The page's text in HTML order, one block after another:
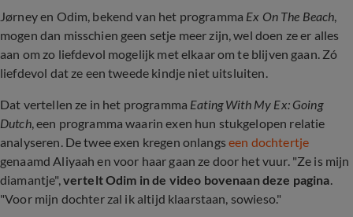
Jørney en Odim, bekend van het programma Ex On The Beach,
mogen dan misschien geen setje meer zijn, wel doen ze er alles
aan om zo liefdevol mogelijk met elkaar om te blijven gaan. Zó
liefdevol dat ze een tweede kindje niet uitsluiten.
Dat vertellen ze in het programma Eating With My Ex: Going
Dutch, een programma waarin exen hun stukgelopen relatie
analyseren. De twee exen kregen onlangs een dochtertje
genaamd Aliyaah en voor haar gaan ze door het vuur. "Ze is mijn
diamantje",vertelt Odim in de video bovenaan deze pagina.
"Voor mijn dochter zal ik altijd klaarstaan, sowieso."